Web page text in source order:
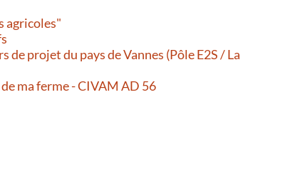
agricoles"
de projet du pays de Vannes (Pôle E2S / La
ma ferme - CIVAM AD 56